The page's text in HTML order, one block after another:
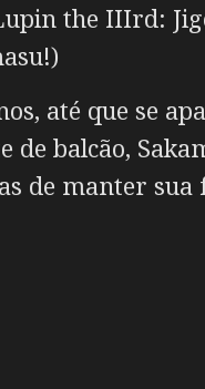
the IIIrd:
até que se
balcão,
de manter sua